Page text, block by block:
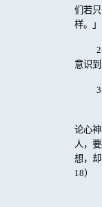
们若
样。
意识
论心
人，
想，
18）